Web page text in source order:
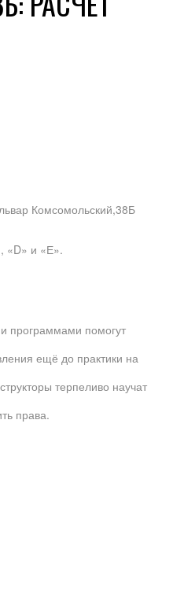
Комсомольский,38Б
«D» и «Е».
программами помогут
ещё до практики на
терпеливо научат
права.